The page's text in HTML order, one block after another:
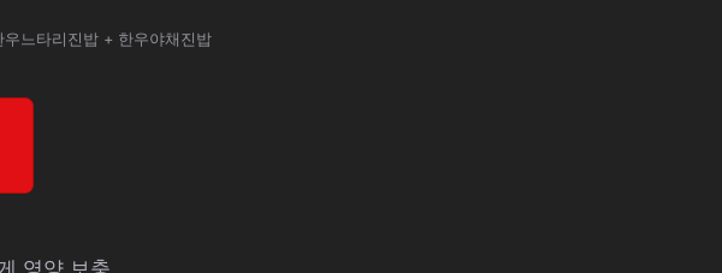
느타리진밥 + 한우야채진밥
영양 보충